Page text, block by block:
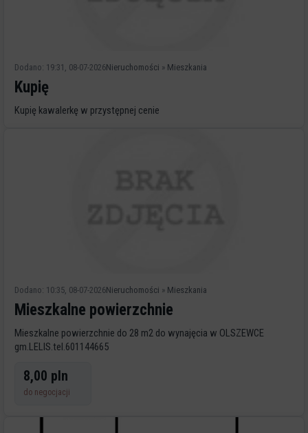
Dodano: 19:31, 08-07-2026Nieruchomości » Mieszkania
Kupię
Kupię kawalerkę w przystępnej cenie
Dodano: 10:35, 08-07-2026Nieruchomości » Mieszkania
Mieszkalne powierzchnie
Mieszkalne powierzchnie do 28 m2 do wynajęcia w OLSZEWCE
gm.LELIS.tel.601144665
8,00 pln
do negocjacji